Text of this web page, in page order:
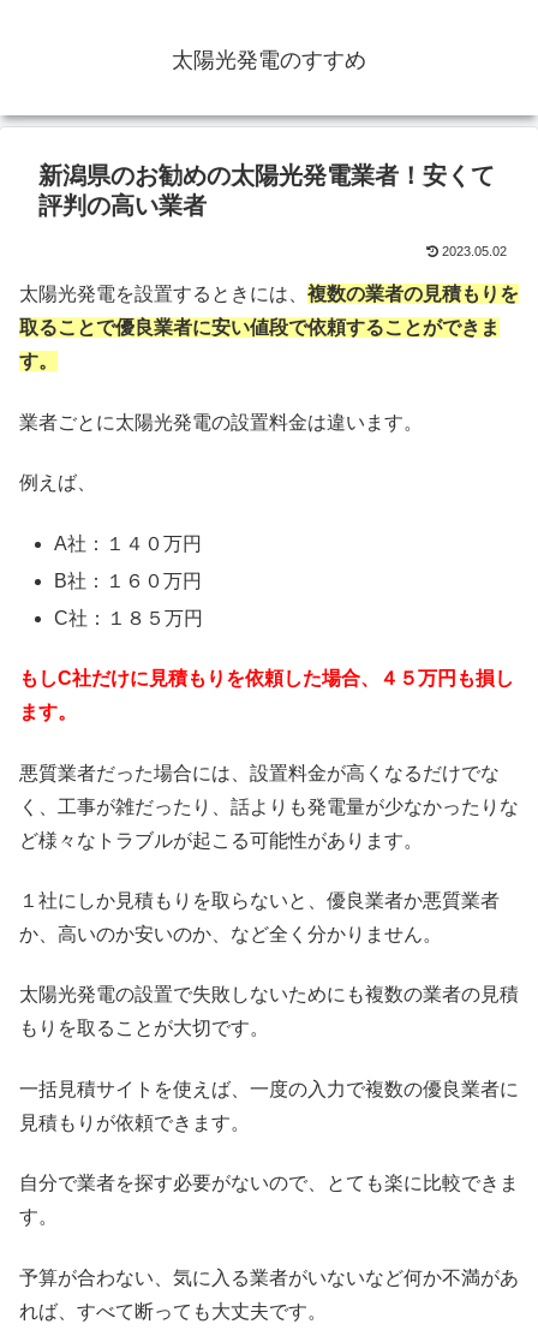
太陽光発電のすすめ
新潟県のお勧めの太陽光発電業者！安くて
評判の高い業者
2023.05.02
太陽光発電を設置するときには、 複数の業者の見積もりを
取ることで優良業者に安い値段で依頼することができま
す。
業者ごとに太陽光発電の設置料金は違います。
例えば、
A社：１４０万円
B社：１６０万円
C社：１８５万円
もしC社だけに見積もりを依頼した場合、４５万円も損し
ます。
悪質業者だった場合には、設置料金が高くなるだけでな
く、工事が雑だったり、話よりも発電量が少なかったりな
ど様々なトラブルが起こる可能性があります。
１社にしか見積もりを取らないと、優良業者か悪質業者
か、高いのか安いのか、など全く分かりません。
太陽光発電の設置で失敗しないためにも複数の業者の見積
もりを取ることが大切です。
一括見積サイトを使えば、一度の入力で複数の優良業者に
見積もりが依頼できます。
自分で業者を探す必要がないので、とても楽に比較できま
す。
予算が合わない、気に入る業者がいないなど何か不満があ
れば、すべて断っても大丈夫です。